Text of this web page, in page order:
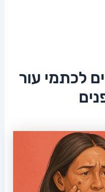
לכתמי עור